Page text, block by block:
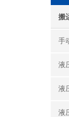
搬
手
液
液
液